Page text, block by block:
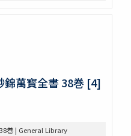
詩1巻
錦萬寳全書 38巻 [4]
巻 | General Library